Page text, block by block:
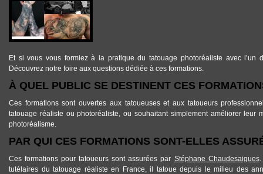
Et si vous vous formiez à la pratique du tatouage photoréaliste avec l’un
Découvrez notre foire aux questions dédiée à ces formations.
À QUEL PUBLIC SE DESTINENT CES
Ces formations sont ouvertes aux tatoueuses et aux tatoueurs
tatouage réaliste ou photoréaliste, ou souhaitant simplement améliorer leur
photoréalisme.
PAR QUI CES FORMATIONS SONT-ELLES
Ces formations pour tatoueurs sont assurées par Stéphane Chaudesaigues.
tutélaires du tatouage réaliste en France, il tatoue depuis le milieu des